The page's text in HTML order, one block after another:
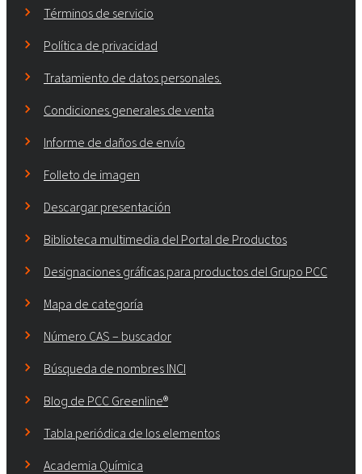
Términos de servicio
Política de privacidad
Tratamiento de datos personales.
Condiciones generales de venta
Informe de daños de envío
Folleto de imagen
Descargar presentación
Biblioteca multimedia del Portal de Productos
Designaciones gráficas para productos del Grupo PCC
Mapa de categoría
Número CAS – buscador
Búsqueda de nombres INCI
Blog de PCC Greenline®
Tabla periódica de los elementos
Academia Química